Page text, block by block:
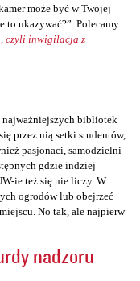
może być w Twojej
to ukazywać?”. Polecamy
czyli inwigilacja z
najważniejszych bibliotek
przez nią setki studentów,
pasjonaci, samodzielni
gdzie indziej
ie też się nie liczy. W
ogrodów lub obejrzeć
No tak, ale najpierw
nadzoru